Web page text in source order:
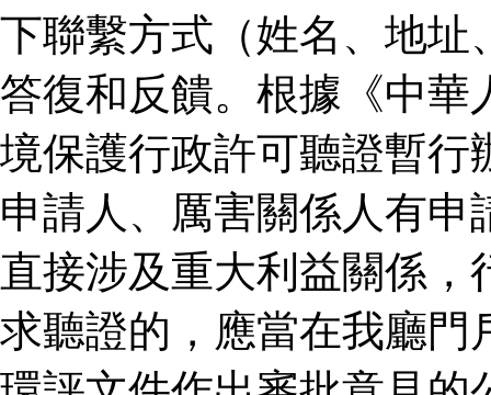
下聯繫方式（姓名、地址
答復和反饋。根據《中華
境保護行政許可聽證暫行
申請人、厲害關係人有
直接涉及重大利益關係
求聽證的，應當在我廳門